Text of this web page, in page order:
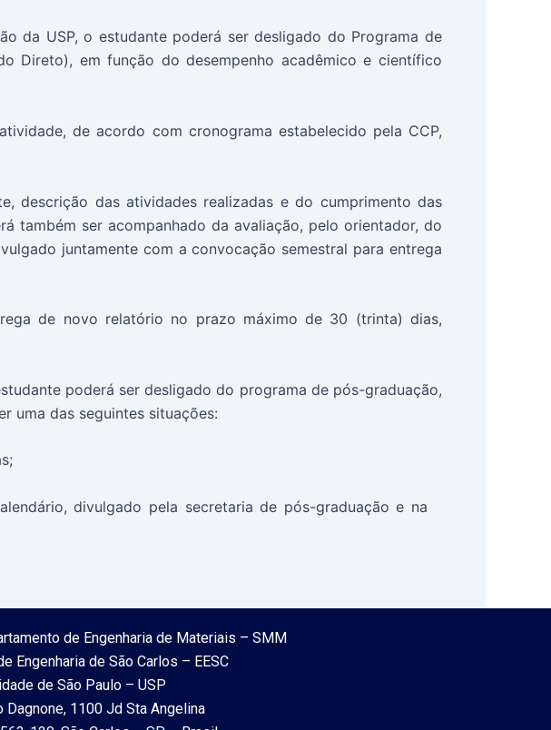
da USP, o estudante poderá ser desligado do Programa de
Direto), em função do desempenho acadêmico e científico
de acordo com cronograma estabelecido pela CCP,
descrição das atividades realizadas e do cumprimento das
também ser acompanhado da avaliação, pelo orientador, do
juntamente com a convocação semestral para entrega
de novo relatório no prazo máximo de 30 (trinta) dias,
poderá ser desligado do programa de pós-graduação,
uma das seguintes situações:
divulgado pela secretaria de pós-graduação e na
de Engenharia de Materiais – SMM
Engenharia de São Carlos – EESC
de São Paulo – USP
Dagnone, 1100 Jd Sta Angelina